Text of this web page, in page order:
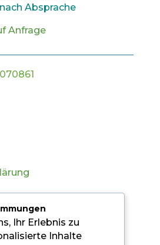
Absprache
Anfrage
Ihr Erlebnis zu
Inhalte